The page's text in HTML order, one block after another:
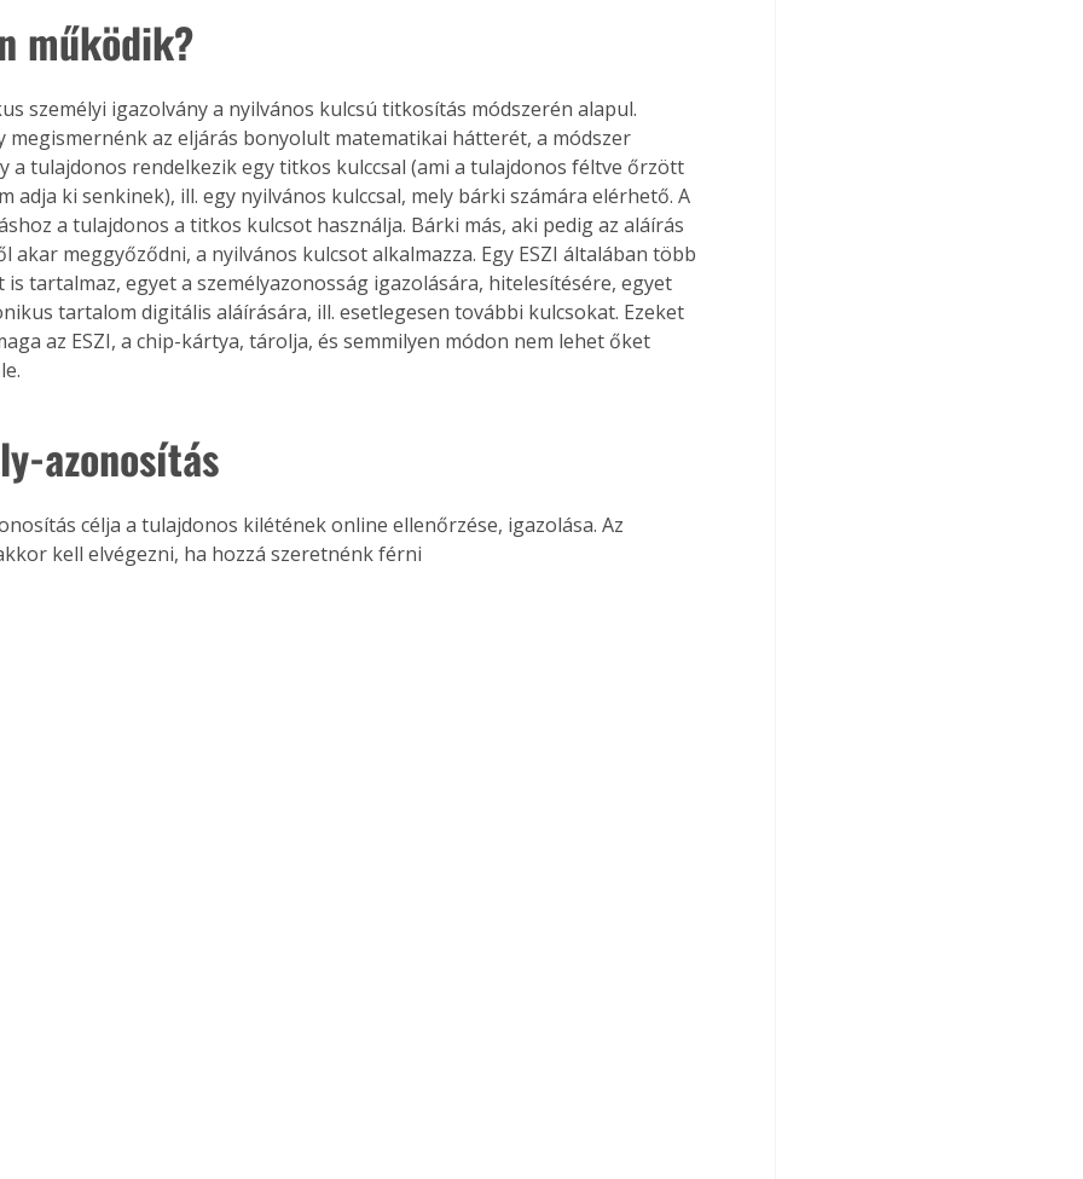
működik?
személyi igazolvány a nyilvános kulcsú titkosítás módszerén alapul.
megismernénk az eljárás bonyolult matematikai hátterét, a módszer
a tulajdonos rendelkezik egy titkos kulccsal (ami a tulajdonos féltve őrzött
adja ki senkinek), ill. egy nyilvános kulccsal, mely bárki számára elérhető. A
a tulajdonos a titkos kulcsot használja. Bárki más, aki pedig az aláírás
akar meggyőződni, a nyilvános kulcsot alkalmazza. Egy ESZI általában több
tartalmaz, egyet a személyazonosság igazolására, hitelesítésére, egyet
tartalom digitális aláírására, ill. esetlegesen további kulcsokat. Ezeket
az ESZI, a chip-kártya, tárolja, és semmilyen módon nem lehet őket
azonosítás
kell elvégezni, ha hozzá szeretnénk férni